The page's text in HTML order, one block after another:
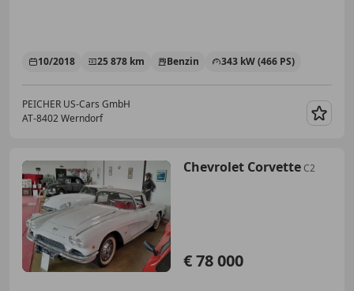
10/2018 25 878 km Benzin 343 kW (466 PS)
PEICHER US-Cars GmbH
AT-8402 Werndorf
Chevrolet CorvetteC2
€ 78 000